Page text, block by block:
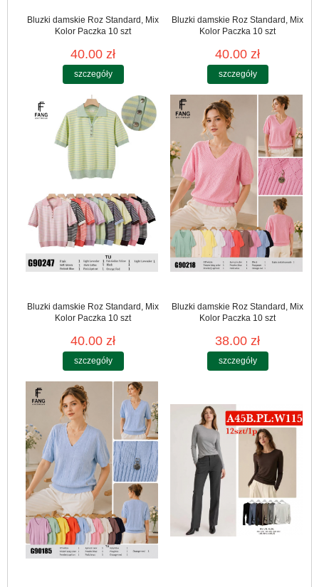
Bluzki damskie Roz Standard, Mix
Kolor Paczka 10 szt
40.00 zł
szczegóły
Bluzki damskie Roz Standard, Mix
Kolor Paczka 10 szt
40.00 zł
szczegóły
Bluzki damskie Roz Standard, Mix
Kolor Paczka 10 szt
40.00 zł
szczegóły
Bluzki damskie Roz Standard, Mix
Kolor Paczka 10 szt
38.00 zł
szczegóły